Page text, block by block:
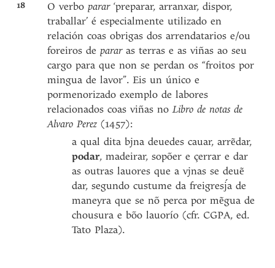
18 O verboparar‘preparar, arranxar, dispor,
traballar’ é especialmente utilizado en
relación coas obrigas dos arrendatarios e/ou
foreiros depararas terras e as viñas ao seu
cargo para que non se perdan os “froitos por
mingua de lavor”. Eis un único e
pormenorizado exemplo de labores
relacionados coas viñas noLibro de notas de
Alvaro Perez (1457):
a qual dita bjna deuedes cauar, arrẽdar,
podar, madeirar, sopõer e çerrar e dar
as outras lauores que a vjnas se deuẽ
dar, segundo custume da freigresj́a de
maneyra que se nõ perca por mẽgua de
chousura e bõo lauorío (cfr. CGPA, ed.
Tato Plaza).